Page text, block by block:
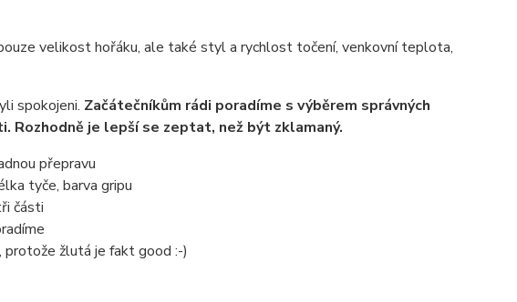
velikost hořáku, ale také styl a rychlost točení, venkovní teplota,
spokojeni. Začátečníkům rádi poradíme s výběrem správných
je lepší se zeptat, než být zklamaný.
přepravu
tyče, barva gripu
části
protože žlutá je fakt good :-)